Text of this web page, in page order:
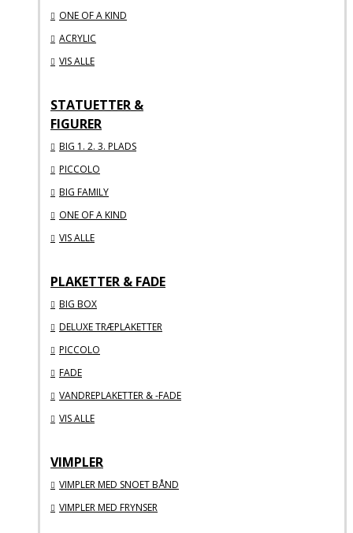
ONE OF A KIND
ACRYLIC
VIS ALLE
STATUETTER &
FIGURER
BIG 1. 2. 3. PLADS
PICCOLO
BIG FAMILY
ONE OF A KIND
VIS ALLE
PLAKETTER & FADE
BIG BOX
DELUXE TRÆPLAKETTER
PICCOLO
FADE
VANDREPLAKETTER & -FADE
VIS ALLE
VIMPLER
VIMPLER MED SNOET BÅND
VIMPLER MED FRYNSER